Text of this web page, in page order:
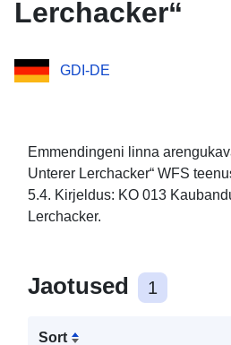
Lerchacker“
GDI-DE
Emmendingeni linna
Unterer Lerchacker“ WFS
5.4. Kirjeldus: KO 013
Lerchacker.
Jaotused 1
Sort